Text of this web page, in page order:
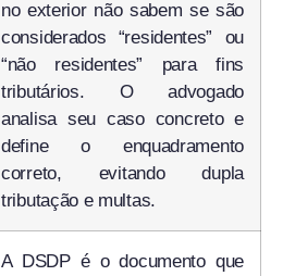
no exterior não sabem se são
considerados “residentes” ou
“não residentes” para fins
tributários. O advogado
analisa seu caso concreto e
define o enquadramento
correto, evitando dupla
tributação e multas.
A DSDP é o documento que